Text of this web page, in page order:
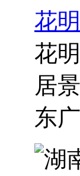
花
花
居
东